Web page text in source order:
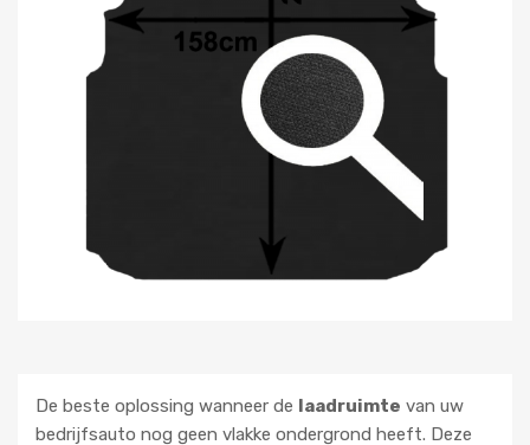
De beste oplossing wanneer de laadruimte van uw
bedrijfsauto nog geen vlakke ondergrond heeft. Deze